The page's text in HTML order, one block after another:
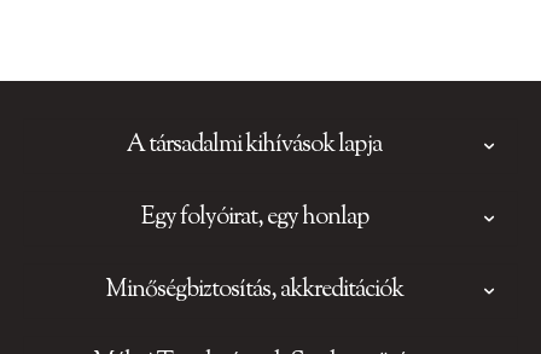
A társadalmi kihívások lapja
Egy folyóirat, egy honlap
Minőségbiztosítás, akkreditációk